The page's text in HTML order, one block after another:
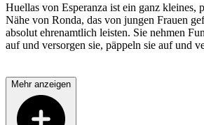
Huellas von Esperanza ist ein ganz kleines,
Nähe von Ronda, das von jungen Frauen
absolut ehrenamtlich leisten. Sie nehmen
auf und versorgen sie, päppeln sie auf und
Mehr anzeigen